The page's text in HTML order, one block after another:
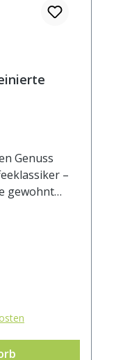
Genuss
–
gewohnt
Bohnen
der
auf
zartes
beim